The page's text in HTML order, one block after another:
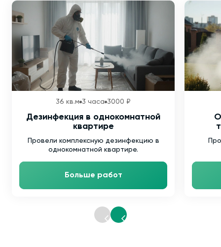
36 кв.м 3 часа 3000 ₽
Дезинфекция в однокомнатной
квартире
Провели комплексную дезинфекцию в
однокомнатной квартире.
Больше работ